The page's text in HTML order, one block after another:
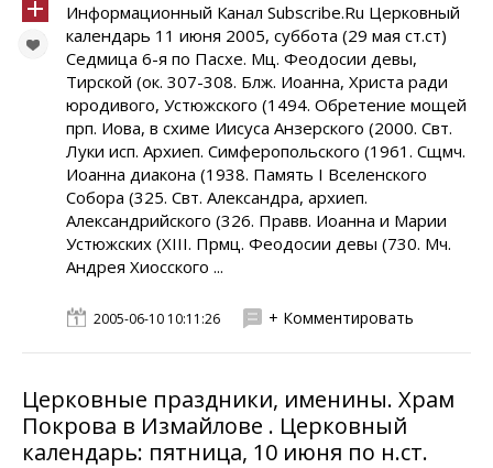
Информационный Канал Subscribe.Ru Церковный
календарь 11 июня 2005, суббота (29 мая ст.ст)
Седмица 6-я по Пасхе. Мц. Феодосии девы,
Тирской (ок. 307-308. Блж. Иоанна, Христа ради
юродивого, Устюжского (1494. Обретение мощей
прп. Иова, в схиме Иисуса Анзерского (2000. Свт.
Луки исп. Архиеп. Симферопольского (1961. Сщмч.
Иоанна диакона (1938. Память I Вселенского
Собора (325. Свт. Александра, архиеп.
Александрийского (326. Правв. Иоанна и Марии
Устюжских (XIII. Прмц. Феодосии девы (730. Мч.
Андрея Хиосского ...
2005-06-10 10:11:26 + Комментировать
Церковные праздники, именины. Храм
Покрова в Измайлове . Церковный
календарь: пятница, 10 июня по н.ст.